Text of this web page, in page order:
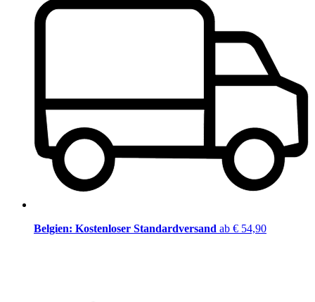
Belgien: Kostenloser Standardversand ab € 54,90